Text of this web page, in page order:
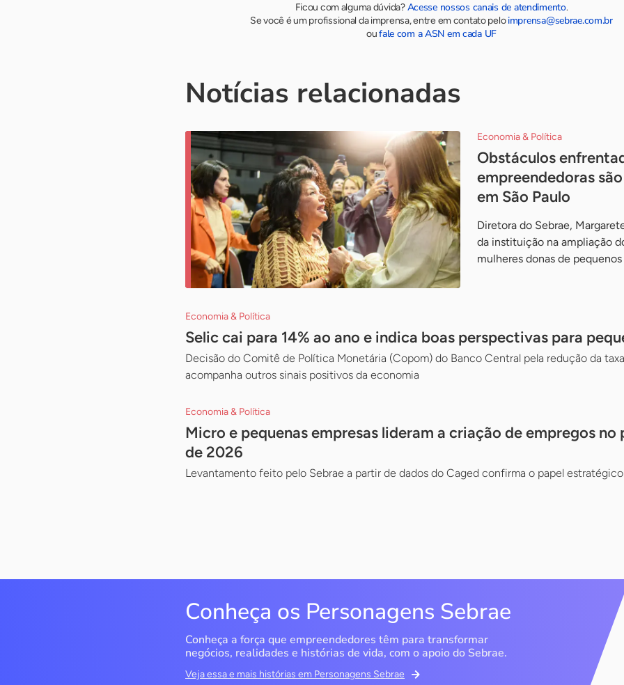
Ficou com alguma dúvida?Acesse nossos canais de atendimento.
Se você é um profissional da imprensa, entre em contato peloimprensa@sebrae.com.br
oufale com a ASN em cada UF
Notícias relacionadas
Economia & Política
Obstáculos
empreendedoras
em São Paulo
Diretora do Sebrae,
da instituição na ampliação
mulheres donas de
Economia & Política
Selic cai para 14% ao ano e indica boas perspectivas para
Decisão do Comitê de Política Monetária (Copom) do Banco Central pela redução da
acompanha outros sinais positivos da economia
Economia & Política
Micro e pequenas empresas lideram a criação de empregos
de 2026
Levantamento feito pelo Sebrae a partir de dados do Caged confirma o papel estratégico
Conheça os Personagens Sebrae
Conheça a força que empreendedores têm para transformar
negócios, realidades e histórias de vida, com o apoio do Sebrae.
Veja essa e mais histórias em Personagens Sebrae